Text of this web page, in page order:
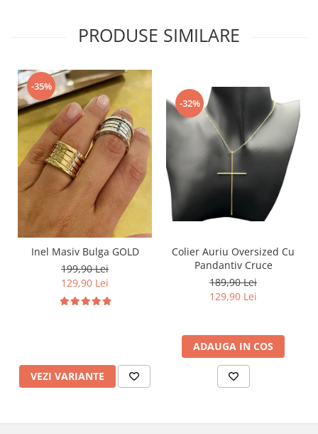
PRODUSE SIMILARE
-35%
Inel Masiv Bulga GOLD
199,90 Lei
129,90 Lei
VEZI VARIANTE
-32%
Colier Auriu Oversized Cu
Pandantiv Cruce
189,90 Lei
129,90 Lei
ADAUGA IN COS